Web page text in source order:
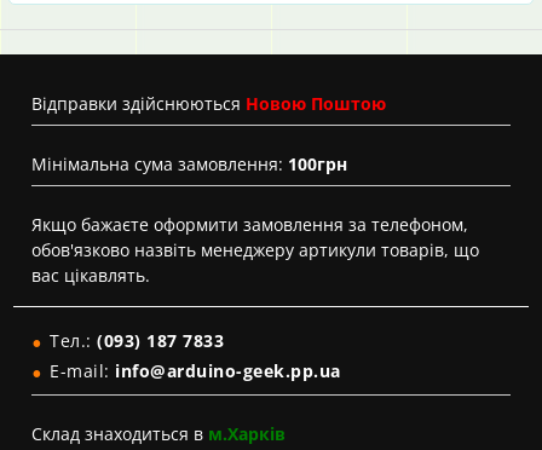
Вiдправки здійснюються Новою Поштою
Мінімальна сума замовлення: 100грн
Якщо бажаєте оформити замовлення за телефоном,
обов'язково назвіть менеджеру артикули товарів, що
вас цікавлять.
Тел.: (093) 187 7833
E-mail: info@arduino-geek.pp.ua
Склад знаходиться в м.Харків